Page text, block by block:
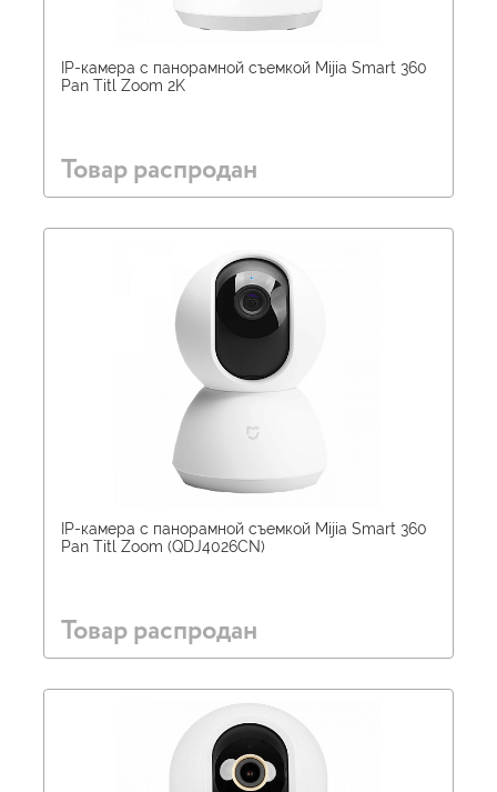
IP-камера с панорамной съемкой Mijia Smart 360
Pan Titl Zoom 2K
Товар распродан
IP-камера с панорамной съемкой Mijia Smart 360
Pan Titl Zoom (QDJ4026CN)
Товар распродан